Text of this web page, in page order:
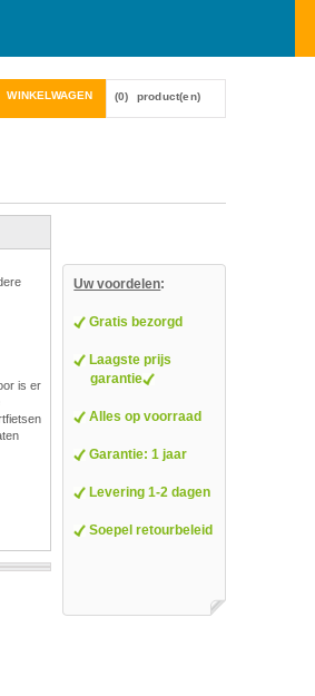
WINKELWAGEN (0) product(en)
is er
Uw voordelen:
Gratis bezorgd
Laagste prijs
garantie
Alles op voorraad
Garantie: 1 jaar
Levering 1-2 dagen
Soepel retourbeleid